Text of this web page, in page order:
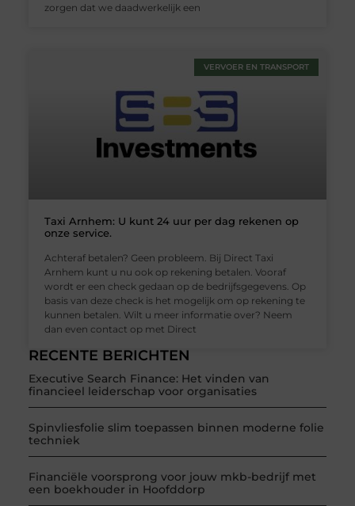
RECENTE BERICHTEN
Executive Search Finance: Het vinden van
financieel leiderschap voor organisaties
Spinvliesfolie slim toepassen binnen moderne folie
techniek
Financiële voorsprong voor jouw mkb-bedrijf met
een boekhouder in Hoofddorp
zorgen dat we daadwerkelijk een
VERVOER EN TRANSPORT
Taxi Arnhem: U kunt 24 uur per dag rekenen op
onze service.
Achteraf betalen? Geen probleem. Bij Direct Taxi
Arnhem kunt u nu ook op rekening betalen. Vooraf
wordt er een check gedaan op de bedrijfsgegevens. Op
basis van deze check is het mogelijk om op rekening te
kunnen betalen. Wilt u meer informatie over? Neem
dan even contact op met Direct